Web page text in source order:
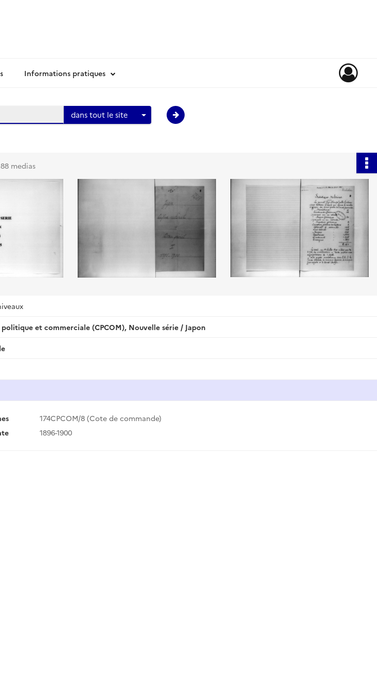
Informations pratiques
dans tout le site
medias
et commerciale (CPCOM), Nouvelle série / Japon
174CPCOM/8 (Cote de commande)
1896-1900